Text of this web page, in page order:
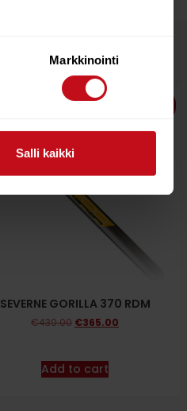
Markkinointi
Salli kaikki
SEVERNE GORILLA 370 RDM
€430.00 €365.00
Add to cart